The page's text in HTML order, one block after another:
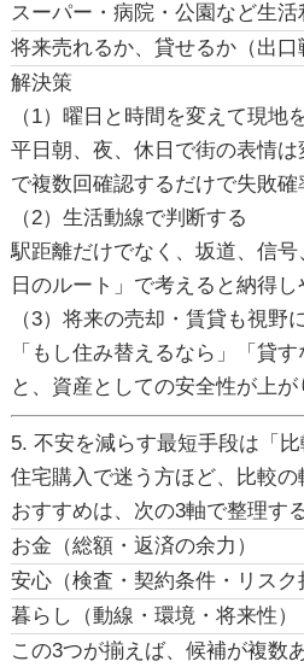
スーパー・病院・公園など生
将来売れるか、貸せるか（出口
解決策
（1）曜日と時間を変えて現地
平日朝、夜、休日で街の表情
で複数回確認するだけで失敗確
（2）生活動線で判断する
駅距離だけでなく、坂道、信
日のルート」で考えると納得し
（3）将来の売却・賃貸も視野
「もし住み替えるなら」「貸
と、資産としての安全性が上が
5. 不安を減らす最短手段は「
住宅購入で迷う方ほど、比較の
おすすめは、次の3軸で整理す
お金（総額・返済の余力）
安心（検査・契約条件・リスク
暮らし（動線・環境・将来性）
この3つが揃えば、候補が複数